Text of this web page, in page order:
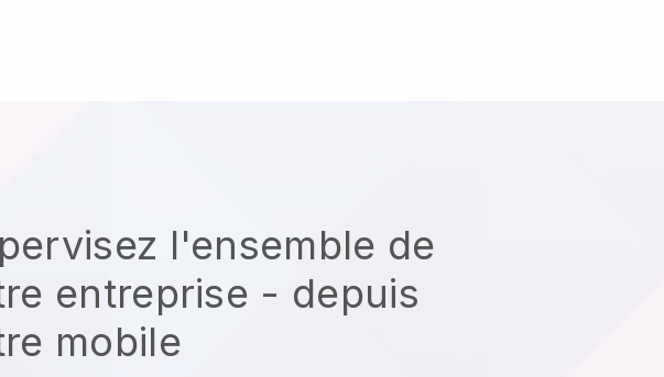
l'ensemble de
entreprise - depuis
mobile